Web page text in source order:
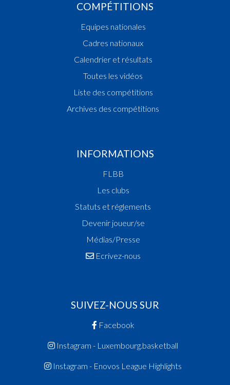
COMPÉTITIONS
Equipes nationales
Cadres nationaux
Calendrier et résultats
Toutes les vidéos
Liste des compétitions
Archives des compétitions
INFORMATIONS
FLBB
Les clubs
Statuts et réglements
Devenir joueur/se
Médias/Presse
Ecrivez-nous
SUIVEZ-NOUS SUR
Facebook
Instagram - Luxembourg.basketball
Instagram - Enovos League Highlights